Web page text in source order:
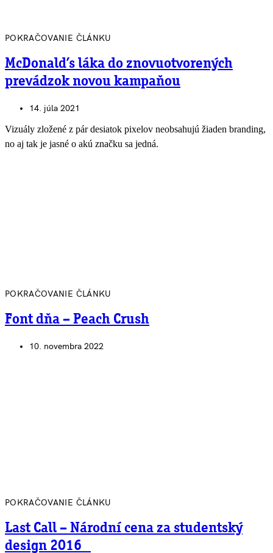
POKRAČOVANIE ČLÁNKU
McDonald’s láka do znovuotvorených
prevádzok novou kampaňou
14. júla 2021
Vizuály zložené z pár desiatok pixelov neobsahujú žiaden branding,
no aj tak je jasné o akú značku sa jedná.
POKRAČOVANIE ČLÁNKU
Font dňa – Peach Crush
10. novembra 2022
POKRAČOVANIE ČLÁNKU
Last Call – Národní cena za studentský
design 2016